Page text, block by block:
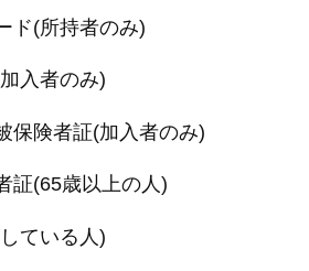
ド(所持者のみ)
入者のみ)
保険者証(加入者のみ)
証(65歳以上の人)
ている人)